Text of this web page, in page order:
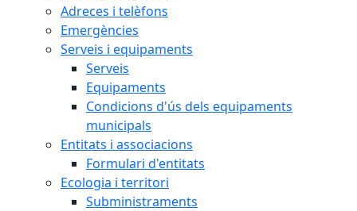
Adreces i telèfons
Emergències
Serveis i equipaments
Serveis
Equipaments
Condicions d'ús dels equipaments
municipals
Entitats i associacions
Formulari d'entitats
Ecologia i territori
Subministraments